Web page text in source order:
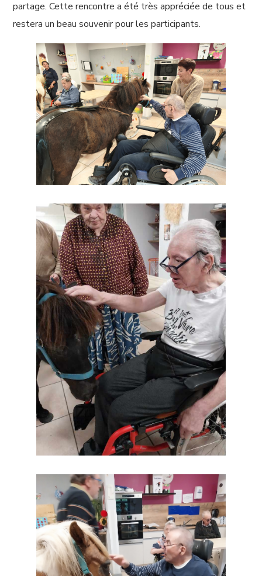
partage. Cette rencontre a été très appréciée de tous et
restera un beau souvenir pour les participants.